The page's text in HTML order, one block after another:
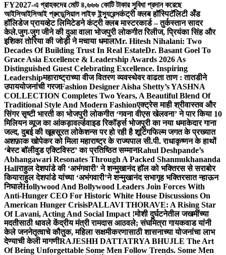
FY2027-এ গ্রাহকদের মোট ৪,৬৬৬ কোটি টাকার সুবিধা প্রদান করেছে
আইসিআইসিআই প্রুডেন্সিয়াল লাইফ ইন্স্যুরেন্সकंट्री क्लब हॉस्पिटॅलिटी अँड
हॉलिडेज प्रायव्हेट लिमिटेडने कंट्री क्लब मास्टरकार्ड – तुर्कस्तान सादर
केले.जुग-जुग जीने की दुआ वाला भोजपुरी लोकगीत रिलीज, प्रियंका सिंह और
इशिका तोरिया की जोड़ी ने मचाया धमालMr. Hitesh Nihalani: Two
Decades Of Building Trust In Real EstateDr. Basant Goel To
Grace Asia Excellence & Leadership Awards 2026 As
Distinguished Guest Celebrating Excellence. Inspiring
Leadershipमहाराष्ट्राच्या वीज वितरण व्यवस्थेवर वाढता ताण : तातडीने
उपाययोजनांची गरजFashion Designer Aisha Shetty’s YASHNA
COLLECTION Completes Two Years, A Beautiful Blend Of
Traditional Style And Modern Fashionएक्ट्रेस माही श्रीवास्तव और
सिंगर सृष्टी भारती का भोजपुरी लोकगीत ‘गवना वीएस खेलवना’ ने पार किया 10
मिलियन व्यूज का आंकड़ावर्ल्डवाइड रिकॉर्ड्स भोजपुरी का नया धमाकेदार गाना
जल्द, दुबई की खूबसूरत लोकेशन्स पर हो रही है शूटिंगफिल्म जगत के प्रख्यात
अशफ़ाक खोपेकर को मिला महाराष्ट्र के राज्यपाल सी.पी. राधाकृष्णन के हाथों
‘बेस्ट बॉलीवुड एक्टिविस्ट’ का प्रतिष्ठित सम्मानRahul Deshpande’s
Abhangawari Resonates Through A Packed Shanmukhananda
Hallराहुल देशपांडे की ‘अभंगवारी’ ने शन्मुखानंद हॉल को भक्तिरस से सराबोर
कियाराहुल देशपांडे यांच्या ‘अभंगवारी’ने शन्मुखानंद सभागृह भक्तिरसात न्हाऊन
निघालेHollywood And Bollywood Leaders Join Forces With
Anti-Hunger CEO For Historic White House Discussions On
American Hunger CrisisPALLAVI THORAVE: A Rising Star
Of Lavani, Acting And Social Impact !मोशी दुर्घटनेतील जखमींच्या
मदतीसाठी धावले केंद्रीय मंत्री रामदास आठवले; संघमित्रा गायकवाड यांनी
केले जननेतृत्वाचे कौतुक, महिला सक्षमीकरणासाठी शासनाच्या योजनांचा लाभ
देण्याची केली मागणीRAJESHH DATTATRYA BHUJLE The Art
Of Being Unforgettable Some Men Follow Trends. Some Men